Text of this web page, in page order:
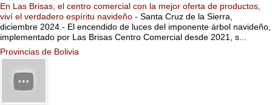
En Las Brisas, el centro comercial con la mejor oferta de productos,
viví el verdadero espíritu navideño - Santa Cruz de la Sierra,
diciembre 2024.- El encendido de luces del imponente árbol navideño,
implementado por Las Brisas Centro Comercial desde 2021, s...
Provincias de Bolivia